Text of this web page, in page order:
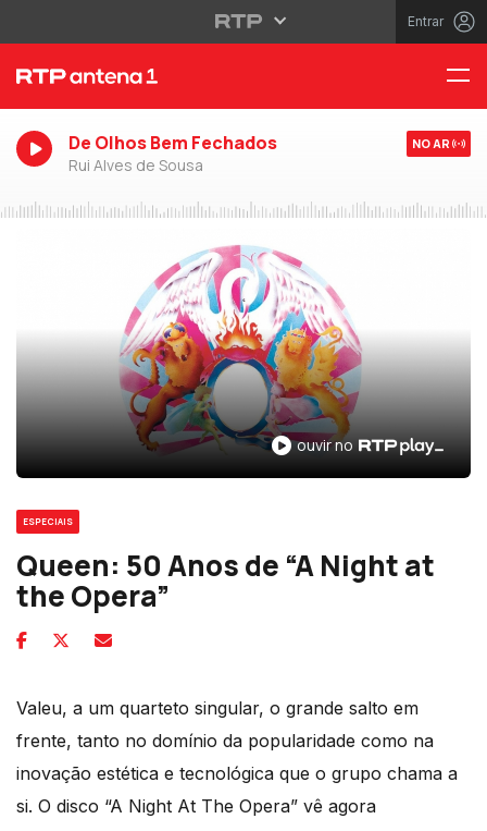
Entrar
De Olhos Bem Fechados
Rui Alves de Sousa
NO AR
ouvir no
ESPECIAIS
Queen: 50 Anos de “A Night at
the Opera”
Valeu, a um quarteto singular, o grande salto em
frente, tanto no domínio da popularidade como na
inovação estética e tecnológica que o grupo chama a
si. O disco “A Night At The Opera” vê agora